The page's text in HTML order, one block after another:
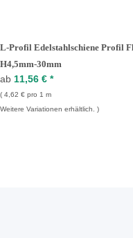
L-Profil Edelstahlschiene Profil
H4,5mm-30mm
ab 11,56 € *
4,62 € pro 1 m
Weitere Variationen erhältlich.